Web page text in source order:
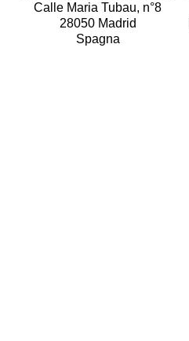
Calle Maria Tubau, n°8
28050 Madrid
Spagna